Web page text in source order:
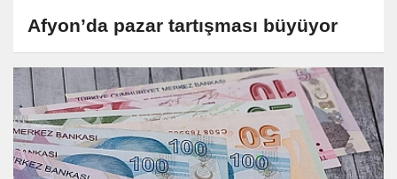
Afyon’da pazar tartışması büyüyor